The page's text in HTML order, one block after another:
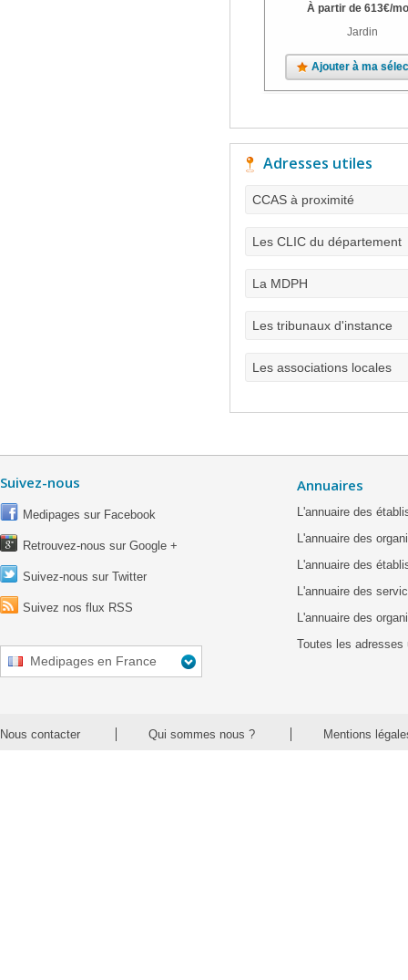
À partir de 613€/
Jardin
Ajouter à ma
Adresses utiles
CCAS à proximité
Les CLIC du département
La MDPH
Les tribunaux d'instance
Les associations locales
Suivez-nous
Medipages sur Facebook
Retrouvez-nous sur Google +
Suivez-nous sur Twitter
Suivez nos flux RSS
Medipages en France
Annuaires
L'annuaire des
L'annuaire des
L'annuaire des
L'annuaire des
L'annuaire des
Toutes les adresses
Nous contacter Qui sommes nous ? Mentions